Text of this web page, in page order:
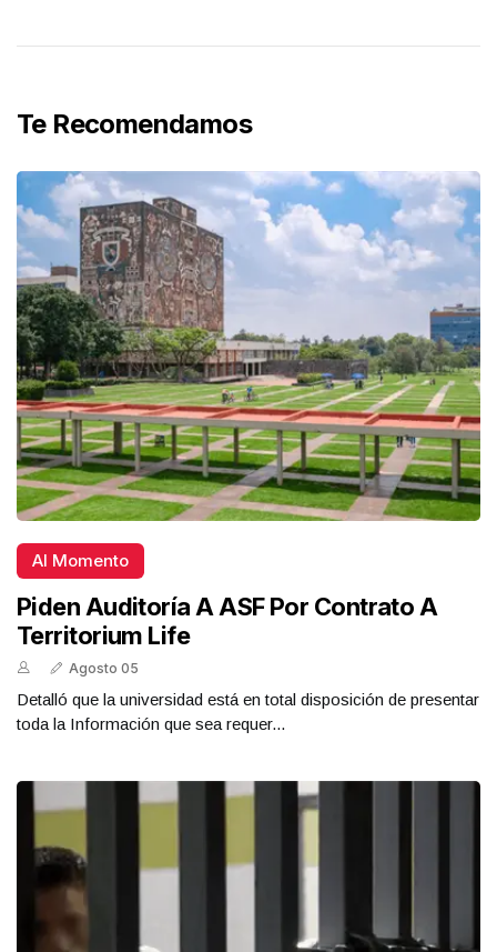
Te Recomendamos
Al Momento
Piden Auditoría A ASF Por Contrato A
Territorium Life
Agosto 05
Detalló que la universidad está en total disposición de presentar
toda la Información que sea requer...